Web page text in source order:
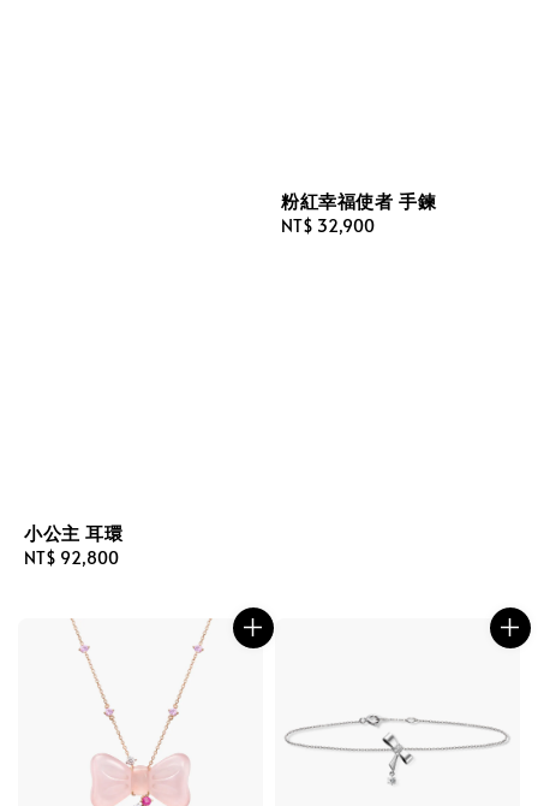
小公主 耳環
Regular
NT$ 92,800
粉紅幸福使者 手鍊
Regular
NT$ 32,900